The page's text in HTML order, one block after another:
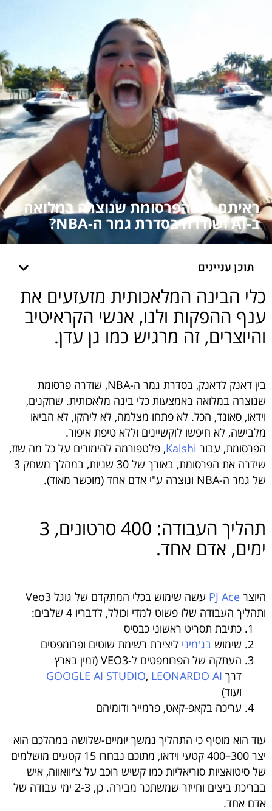
ראיתם את הפרסומת שנוצרה במלואה
ב-AI ושודרה בסדרת גמר ה-NBA?
תוכן עניינים
כלי הבינה המלאכותית מזעזעים את
ענף ההפקות ולנו, אנשי הקראיטיב
והיוצרים, זה מרגיש כמו גן עדן.
בין דאנק לדאנק, בסדרת גמר ה-NBA, שודרה פרסומת
שנוצרה במלואה באמצעות כלי בינה מלאכותית. שחקנים,
וידאו, סאונד, הכל. לא פתחו מצלמה, לא ליהקו, לא הביאו
מלבישה, לא חיפשו לוקשיינים וללא טיפת איפור.
הפרסומת, עבור Kalshi, פלטפורמה להימורים על כל מה שזז,
שידרה את הפרסומת, באורך של 30 שניות, במהלך משחק 3
של גמר ה-NBA ונוצרה ע"י אדם אחד (מוכשר מאוד).
תהליך העבודה: 400 סרטונים, 3
ימים, אדם אחד.
היוצר PJ Ace
עשה שימוש בכלי המתקדם של גוגל Veo3
ותהליך העבודה שלו פשוט למדי וכולל, לדבריו 4 שלבים:
כתיבת תסריט ראשוני כבסיס
שימוש בג'מיני ליצירת רשימת שוטים ופרומפטים
העתקה של הפרומפטים ל-VEO3 (זמין בארץ
דרך
GOOGLE AI STUDIO, LEONARDO AI
ועוד)
עריכה בקאפ-קאט, פרמייר ודומיהם
עוד הוא מוסיף כי התהליך נמשך יומיים-שלושה במהלכם הוא
יצר 300–400 קטעי וידאו, מתוכם נבחרו 15 קטעים מושלמים
של סיטואציות סוריאליות כמו קשיש רוכב על צ’יוואווה, איש
בבריכת ביצים וחייזר שמשתכר מבירה. כן, 2-3 ימי עבודה של
אדם אחד.